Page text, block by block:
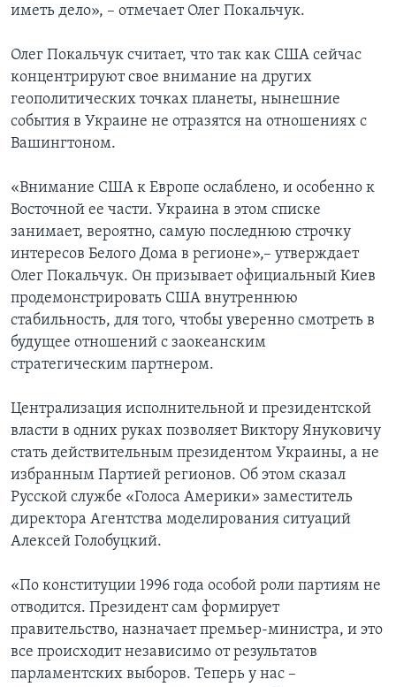
иметь дело», – отмечает Олег Покальчук.
Олег Покальчук считает, что так как США сейчас
концентрируют свое внимание на других
геополитических точках планеты, нынешние
события в Украине не отразятся на отношениях с
Вашингтоном.
«Внимание США к Европе ослаблено, и особенно к
Восточной ее части. Украина в этом списке
занимает, вероятно, самую последнюю строчку
интересов Белого Дома в регионе»,– утверждает
Олег Покальчук. Он призывает официальный Киев
продемонстрировать США внутреннюю
стабильность, для того, чтобы уверенно смотреть в
будущее отношений с заокеанским
стратегическим партнером.
Централизация исполнительной и президентской
власти в одних руках позволяет Виктору Януковичу
стать действительным президентом Украины, а не
избранным Партией регионов. Об этом сказал
Русской службе «Голоса Америки» заместитель
директора Агентства моделирования ситуаций
Алексей Голобуцкий.
«По конституции 1996 года особой роли партиям не
отводится. Президент сам формирует
правительство, назначает премьер-министра, и это
все происходит независимо от результатов
парламентских выборов. Теперь у нас –